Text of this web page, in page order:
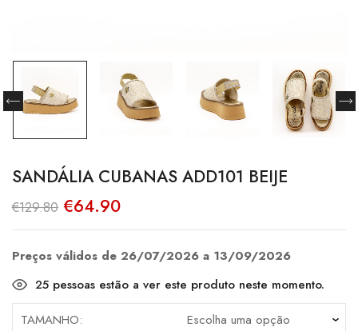
SANDÁLIA CUBANAS ADD101 BEIJE
€129.80 O
preço
original
€129.80.
€64.90O
atual
€64.90.
Preços válidos de 26/07/2026 a 13/09/2026
25 pessoas estão a ver este produto neste momento.
TAMANHO